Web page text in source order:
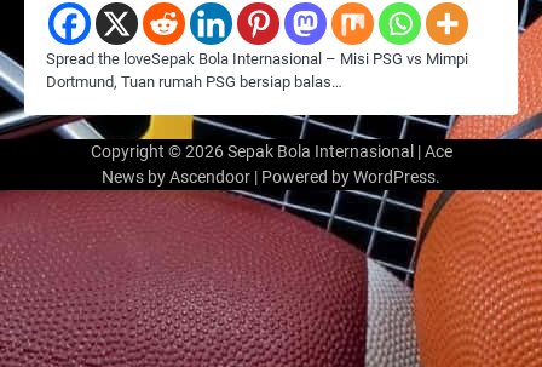
Spread the loveSepak Bola Internasional – Misi PSG vs Mimpi
Dortmund, Tuan rumah PSG bersiap balas…
Copyright © 2026Sepak Bola Internasional | Ace
News byAscendoor | Powered byWordPress.